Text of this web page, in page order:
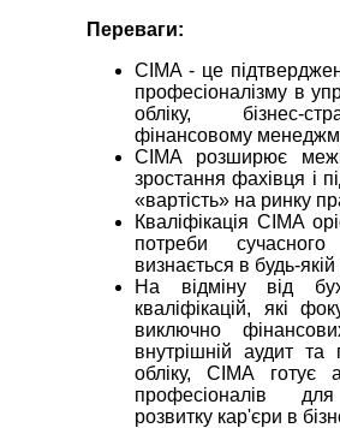
Переваги:
CIMA - це
професіоналізму в
обліку, бізнес-
фінансовому
CIMA розширює
зростання фахівця і
«вартість» на ринку
Кваліфікація CIMA
потреби
визнається в будь-якій
На відміну від
кваліфікацій, які
виключно
внутрішній аудит та
обліку, CIMA готує
професіоналів
розвитку кар'єри в